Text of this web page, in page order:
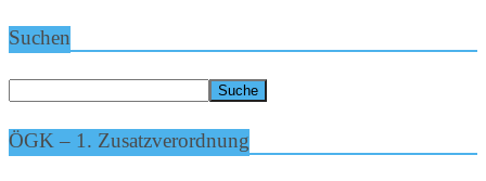
Suchen
ÖGK – 1. Zusatzverordnung